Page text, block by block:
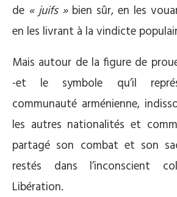
de « juifs »bien sûr, en les
en les livrant à la vindicte
Mais autour de la figure de
-et le symbole qu’il
communauté arménienne,
les autres nationalités et
partagé son combat et son
restés dans l’inconscient
Libération.